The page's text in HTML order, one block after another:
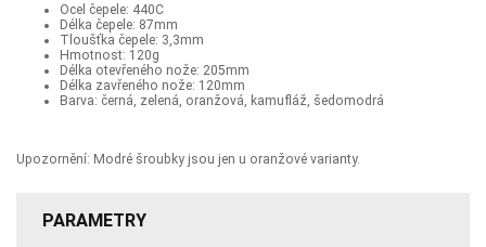
Ocel čepele: 440C
Délka čepele: 87mm
Tloušťka čepele: 3,3mm
Hmotnost: 120g
Délka otevřeného nože: 205mm
Délka zavřeného nože: 120mm
Barva: černá, zelená, oranžová, kamufláž, šedomodrá
Upozornění: Modré šroubky jsou jen u oranžové varianty.
PARAMETRY